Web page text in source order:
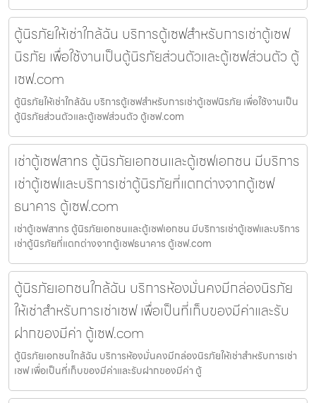
ตู้นิรภัยให้เช่าใกล้ฉัน บริการตู้เซฟสำหรับการเช่าตู้เซฟ
นิรภัย เพื่อใช้งานเป็นตู้นิรภัยส่วนตัวและตู้เซฟส่วนตัว ตู้
เซฟ.com
ตู้นิรภัยให้เช่าใกล้ฉัน บริการตู้เซฟสำหรับการเช่าตู้เซฟนิรภัย เพื่อใช้งานเป็น
ตู้นิรภัยส่วนตัวและตู้เซฟส่วนตัว ตู้เซฟ.com
เช่าตู้เซฟสาทร ตู้นิรภัยเอกชนและตู้เซฟเอกชน มีบริการ
เช่าตู้เซฟและบริการเช่าตู้นิรภัยที่แตกต่างจากตู้เซฟ
ธนาคาร ตู้เซฟ.com
เช่าตู้เซฟสาทร ตู้นิรภัยเอกชนและตู้เซฟเอกชน มีบริการเช่าตู้เซฟและบริการ
เช่าตู้นิรภัยที่แตกต่างจากตู้เซฟธนาคาร ตู้เซฟ.com
ตู้นิรภัยเอกชนใกล้ฉัน บริการห้องมั่นคงมีกล่องนิรภัย
ให้เช่าสำหรับการเช่าเซฟ เพื่อเป็นที่เก็บของมีค่าและรับ
ฝากของมีค่า ตู้เซฟ.com
ตู้นิรภัยเอกชนใกล้ฉัน บริการห้องมั่นคงมีกล่องนิรภัยให้เช่าสำหรับการเช่า
เซฟ เพื่อเป็นที่เก็บของมีค่าและรับฝากของมีค่า ตู้